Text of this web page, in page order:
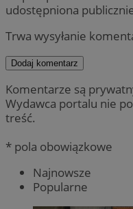
udostępniona
Trwa wysyłanie
Dodaj komentarz
Komentarze są
Wydawca portalu nie
treść.
* pola obowiązkowe
Najnowsze
Popularne